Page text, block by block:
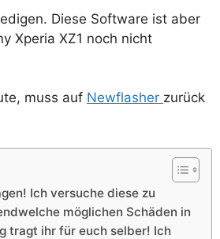
Diese Software ist aber
Xperia XZ1 noch nicht
muss auf Newflasher zurück
Ich versuche diese zu
möglichen Schäden in
tragt ihr für euch selber! Ich